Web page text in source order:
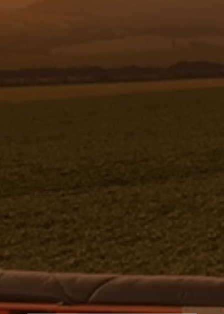
KIT FIXAÇÃO RAMAL 24M - 1173690 -
ORDEM/PRODUTO